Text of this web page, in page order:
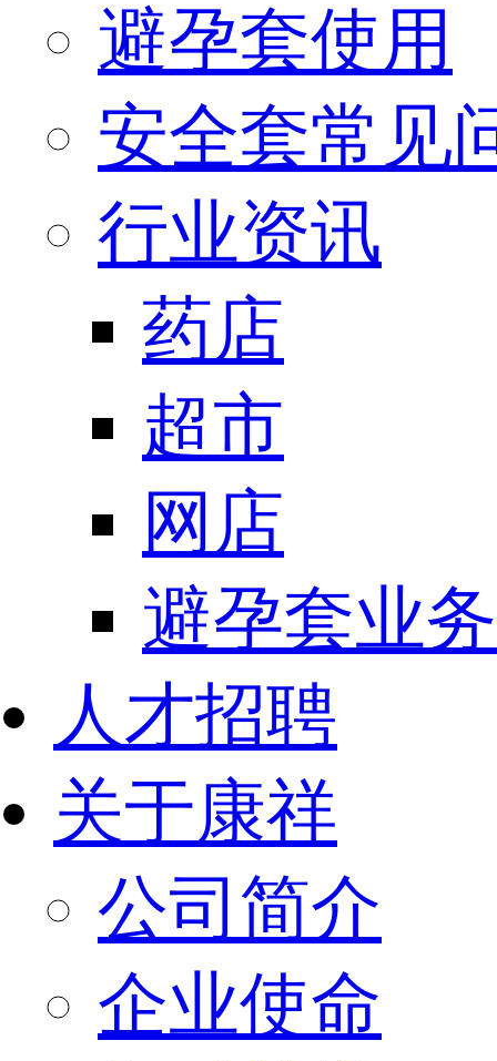
避孕套使用
安全套常见
行业资讯
药店
超市
网店
避孕套业务
人才招聘
关于康祥
公司简介
企业使命